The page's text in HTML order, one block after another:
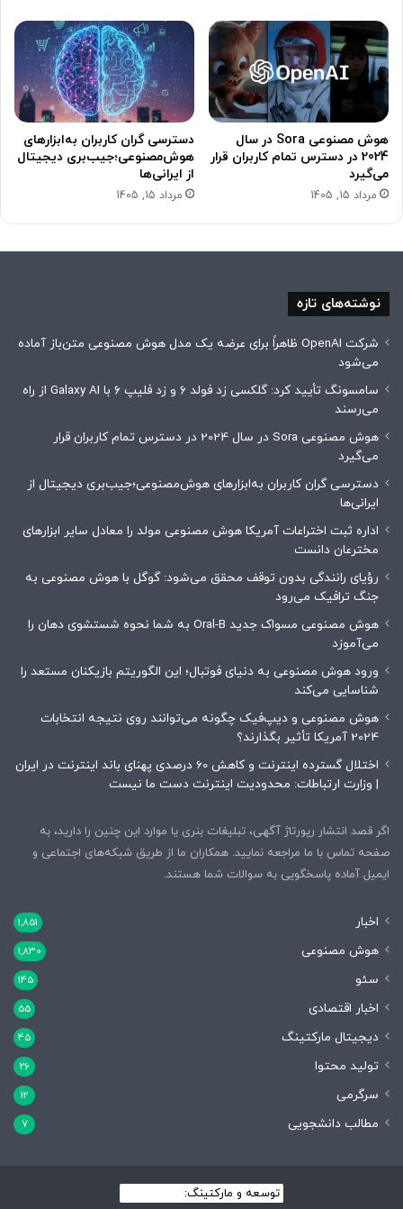
هوش مصنوعی Sora در سال
2024 در دسترس تمام کاربران قرار
می‌گیرد
مرداد 15, 1405
دسترسی گران کاربران به‌ابزارهای
هوش‌مصنوعی؛جیب‌بری دیجیتال
از ایرانی‌ها
مرداد 15, 1405
نوشته‌های تازه
شرکت OpenAI ظاهراً برای عرضه یک مدل هوش مصنوعی متن‌باز آماده
می‌شود
سامسونگ تأیید کرد: گلکسی زد فولد ۶ و زد فلیپ ۶ با Galaxy AI از راه
می‌رسند
هوش مصنوعی Sora در سال 2024 در دسترس تمام کاربران قرار
می‌گیرد
دسترسی گران کاربران به‌ابزارهای هوش‌مصنوعی؛جیب‌بری دیجیتال از
ایرانی‌ها
اداره ثبت اختراعات آمریکا هوش مصنوعی مولد را معادل سایر ابزارهای
مخترعان دانست
رؤیای رانندگی بدون توقف محقق می‌شود: گوگل با هوش مصنوعی به
جنگ ترافیک می‌رود
هوش مصنوعی مسواک جدید Oral-B به شما نحوه شستشوی دهان را
می‌آموزد
ورود هوش مصنوعی به دنیای فوتبال؛ این الگوریتم بازیکنان مستعد را
شناسایی می‌کند
هوش مصنوعی و دیپ‌فیک چگونه می‌توانند روی نتیجه انتخابات
2024 آمریکا تأثیر بگذارند؟
اختلال گسترده اینترنت و کاهش 60 درصدی پهنای باند اینترنت در ایران
| وزارت ارتباطات: محدودیت‌ اینترنت دست ما نیست
اگر قصد انتشار رپورتاژ آگهی، تبلیغات بنری یا موارد این چنین را دارید، به
صفحه تماس با ما مراجعه نمایید. همکاران ما از طریق شبکه‌های اجتماعی و
ایمیل آماده پاسخگویی به سوالات شما هستند.
اخبار 1,851
هوش مصنوعی 1,830
سئو 145
اخبار اقتصادی 55
دیجیتال مارکتینگ 45
تولید محتوا 26
سرگرمی 12
مطالب دانشجویی 7
توسعه و مارکتینگ: